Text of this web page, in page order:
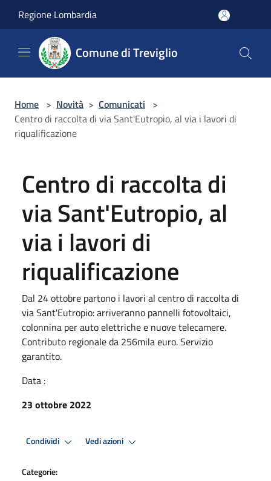
Regione Lombardia
Comune di Treviglio
Home > Novità > Comunicati >
Centro di raccolta di via Sant'Eutropio, al via i lavori di
riqualificazione
Centro di raccolta di
via Sant'Eutropio, al
via i lavori di
riqualificazione
Dal 24 ottobre partono i lavori al centro di raccolta di
via Sant'Eutropio: arriveranno pannelli fotovoltaici,
colonnina per auto elettriche e nuove telecamere.
Contributo regionale da 256mila euro. Servizio
garantito.
Data :
23 ottobre 2022
Condividi Vedi azioni
Categorie: